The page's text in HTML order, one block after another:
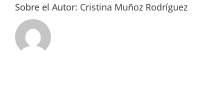
Sobre el Autor: Cristina Muñoz Rodríguez